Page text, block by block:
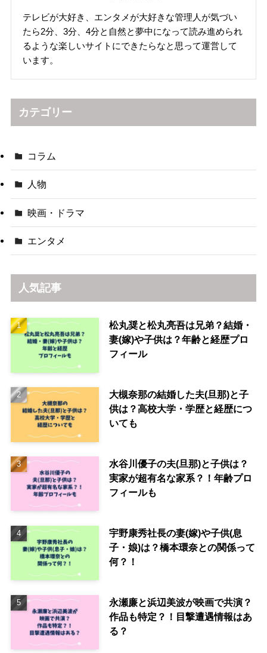
テレビが大好き、エンタメが大好きな管理人が気づい
たら2分、3分、4分と自然と夢中になって読み進められ
るような楽しいサイトにできたらなと思って運営して
います。
カテゴリー
コラム
人物
映画・ドラマ
エンタメ
人気記事
松丸奨と松丸亮吾は兄弟？結婚・
妻(嫁)や子供は？年齢と経歴プロ
フィール
大槻奈那の結婚した夫(旦那)と子
供は？高校大学・学歴と経歴につ
いても
水谷川優子の夫(旦那)と子供は？
実家が超有名な家系？！年齢プロ
フィールも
宇野康秀社長の妻(嫁)や子供(息
子・娘)は？橋本環奈との関係って
何？！
永瀬廉と浜辺美波が映画で共演？
作品も特定？！目撃遭遇情報はあ
る？